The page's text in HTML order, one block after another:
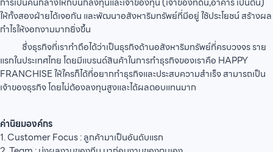
ให้ทั้งสองฝ่ายได้เจอกัน และพัฒนาอสังหาริมทรัพย์ที่มีอยู่ ใช้ประโยชน์ สร้างผล
กำไรให้งอกงามมากยิ่งขึ้น
ซึ่งธุรกิจที่เราทำถือได้ว่าเป็นธุรกิจด้านอสังหาริมทรัพย์ที่ครบวงจร ราย
แรกในประเทศไทย โดยมีแบรนด์สินค้าในการทำธุรกิจของเราคือ HAPPY
FRANCHISE ให้ใครก็ได้ที่อยากทำธุรกิจและประสบความสำเร็จ สามารถเป็น
เจ้าของธุรกิจ โดยไม่ต้องลงทุนสูงและได้ผลตอบแทนมาก
ค่านิยมองค์กร
1. Customer Focus : ลูกค้ามาเป็นอันดับแรก